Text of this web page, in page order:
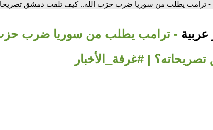
- ترامب يطلب من سوريا ضرب حزب الله.. كيف تلقت دمشق
- ترامب يطلب من سوريا ضرب
| #غرفة_الأخبار